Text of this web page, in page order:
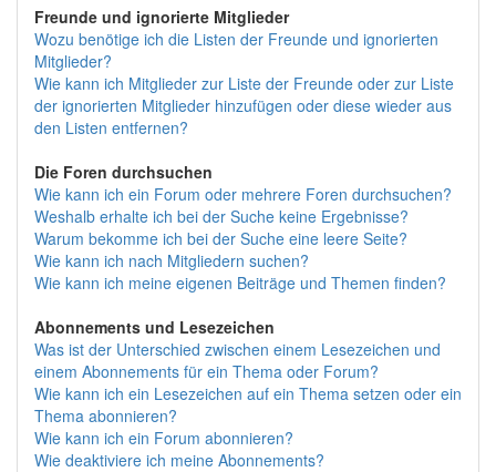
Freunde und ignorierte Mitglieder
Wozu benötige ich die Listen der Freunde und ignorierten
Mitglieder?
Wie kann ich Mitglieder zur Liste der Freunde oder zur Liste
der ignorierten Mitglieder hinzufügen oder diese wieder aus
den Listen entfernen?
Die Foren durchsuchen
Wie kann ich ein Forum oder mehrere Foren durchsuchen?
Weshalb erhalte ich bei der Suche keine Ergebnisse?
Warum bekomme ich bei der Suche eine leere Seite?
Wie kann ich nach Mitgliedern suchen?
Wie kann ich meine eigenen Beiträge und Themen finden?
Abonnements und Lesezeichen
Was ist der Unterschied zwischen einem Lesezeichen und
einem Abonnements für ein Thema oder Forum?
Wie kann ich ein Lesezeichen auf ein Thema setzen oder ein
Thema abonnieren?
Wie kann ich ein Forum abonnieren?
Wie deaktiviere ich meine Abonnements?